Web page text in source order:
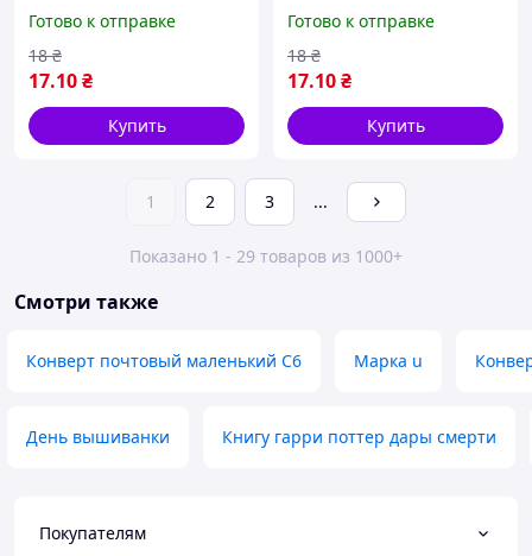
Готово к отправке
17.10₴
18 ₴
Купить
Готово к отправке
17.10₴
18 ₴
Купить
1 2 3 ...
Показано 1 - 29 товаров из 1000+
Смотри также
Конверт почтовый маленький С6 Марка u
День вышиванки Книгу гарри поттер дары смерти
Покупателям